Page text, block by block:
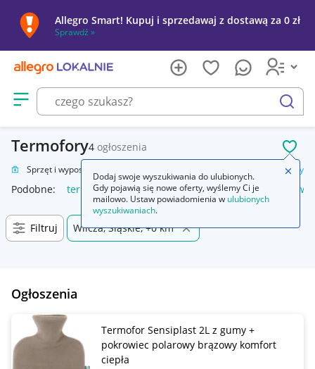
Allegro Smart! Kupuj i sprzedawaj z dostawą za 0 zł
Sprawdź »
Otwórz menu z kategoriami
szukaj
Termofory4 ogłoszenia
Sprzęt i wyposażenie medyczne Termofory
Podobne: termofor termofor z pestek wiśni termofor na
Filtruj Wilcza, Śląskie, +0 km
Ogłoszenia
Termofor Sensiplast 2L z gumy +
pokrowiec polarowy brązowy komfort
ciepła
Dodaj swoje wyszukiwania do ulubionych.
Gdy pojawią się nowe oferty, wyślemy Ci je
mailowo. Ustaw powiadomienia w ulubionych
wyszukiwaniach.